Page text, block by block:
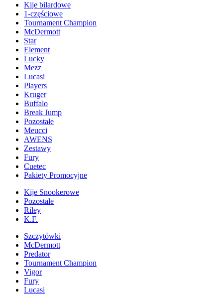
Kije bilardowe
1-częściowe
Tournament Champion
McDermott
Star
Element
Lucky
Mezz
Lucasi
Players
Kruger
Buffalo
Break Jump
Pozostałe
Meucci
AWENS
Zestawy
Fury
Cuetec
Pakiety Promocyjne
Kije Snookerowe
Pozostałe
Riley
K.F.
Szczytówki
McDermott
Predator
Tournament Champion
Vigor
Fury
Lucasi